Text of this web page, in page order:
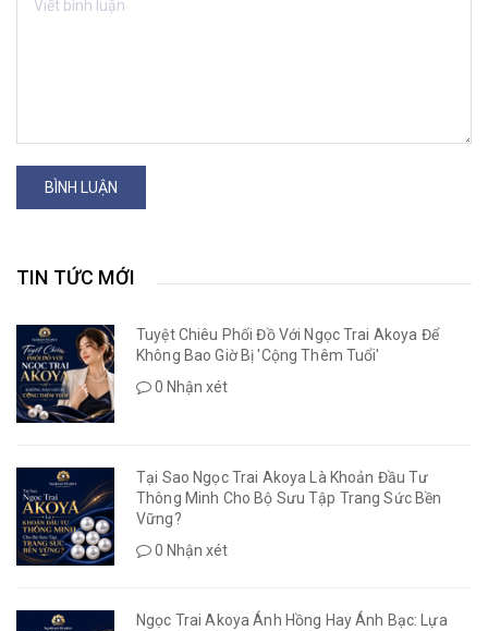
BÌNH LUẬN
TIN TỨC MỚI
Tuyệt Chiêu Phối Đồ Với Ngọc Trai Akoya Để
Không Bao Giờ Bị 'Cộng Thêm Tuổi'
0 Nhận xét
Tại Sao Ngọc Trai Akoya Là Khoản Đầu Tư
Thông Minh Cho Bộ Sưu Tập Trang Sức Bền
Vững?
0 Nhận xét
Ngọc Trai Akoya Ánh Hồng Hay Ánh Bạc: Lựa